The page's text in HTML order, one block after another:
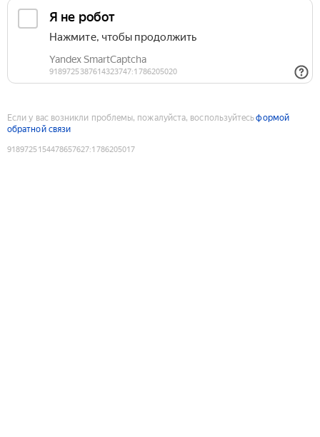
Если у вас возникли проблемы, пожалуйста, воспользуйтесьформой
обратной связи
9189725154478657627:1786205017